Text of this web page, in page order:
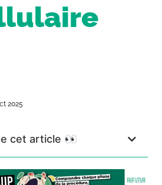
2025
cet article 👀